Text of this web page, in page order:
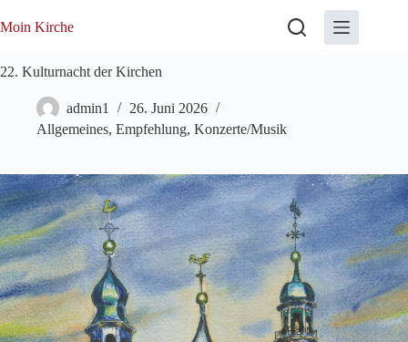
Inhalt
Moin Kirche
22. Kulturnacht der Kirchen
admin1
26. Juni 2026
Allgemeines, Empfehlung, Konzerte/Musik